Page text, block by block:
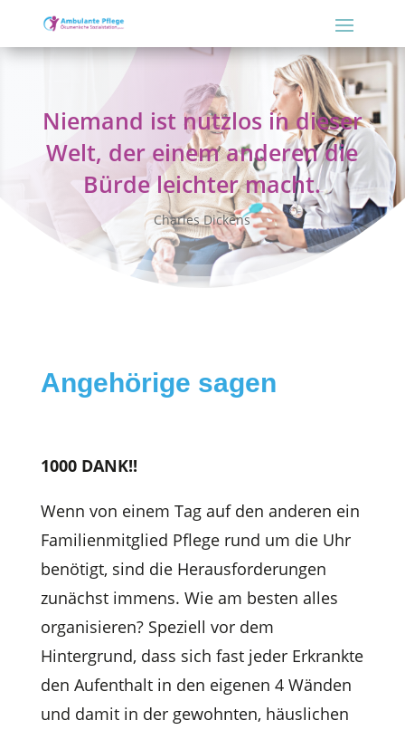
Niemand ist nutzlos in dieser
Welt, der einem anderen die
Bürde leichter macht.
Charles Dickens
Angehörige sagen
1000 DANK!!
Wenn von einem Tag auf den anderen ein
Familienmitglied Pflege rund um die Uhr
benötigt, sind die Herausforderungen
zunächst immens. Wie am besten alles
organisieren? Speziell vor dem
Hintergrund, dass sich fast jeder Erkrankte
den Aufenthalt in den eigenen 4 Wänden
und damit in der gewohnten, häuslichen